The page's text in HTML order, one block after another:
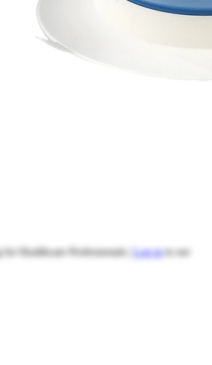
for Healthcare Professionals | Log into see